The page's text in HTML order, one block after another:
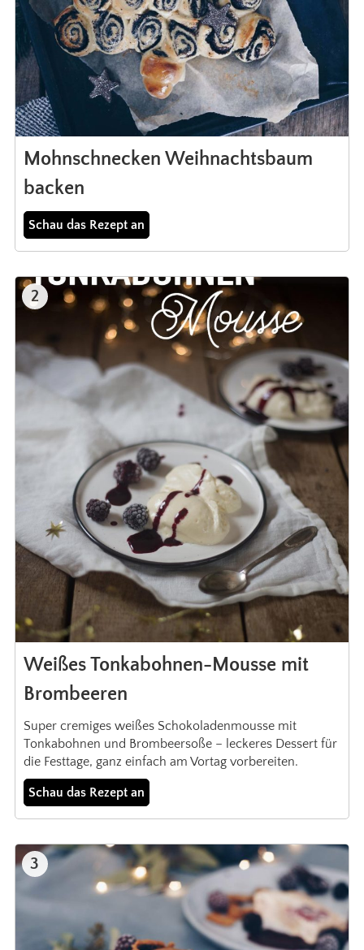
Mohnschnecken Weihnachtsbaum
backen
Schau das Rezept an
2
Weißes Tonkabohnen-Mousse mit
Brombeeren
Super cremiges weißes Schokoladenmousse mit
Tonkabohnen und Brombeersoße – leckeres Dessert für
die Festtage, ganz einfach am Vortag vorbereiten.
Schau das Rezept an
3